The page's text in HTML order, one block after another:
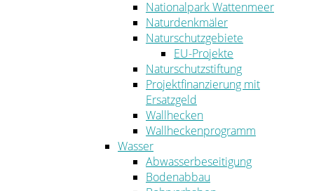
Nationalpark Wattenmeer
Naturdenkmäler
Naturschutzgebiete
EU-Projekte
Naturschutzstiftung
Projektfinanzierung mit
Ersatzgeld
Wallhecken
Wallheckenprogramm
Wasser
Abwasserbeseitigung
Bodenabbau